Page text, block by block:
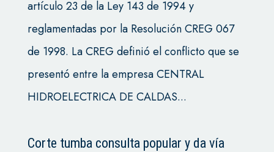
artículo 23 de la Ley 143 de 1994 y
reglamentadas por la Resolución CREG 067
de 1998. La CREG definió el conflicto que se
presentó entre la empresa CENTRAL
HIDROELECTRICA DE CALDAS...
Corte tumba consulta popular y da vía